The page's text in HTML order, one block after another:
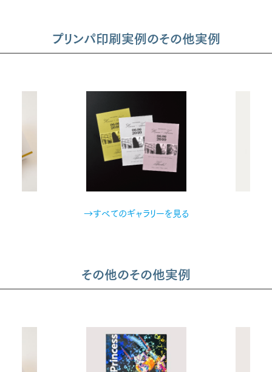
プリンパ印刷実例のその他実例
→すべてのギャラリーを見る
その他のその他実例